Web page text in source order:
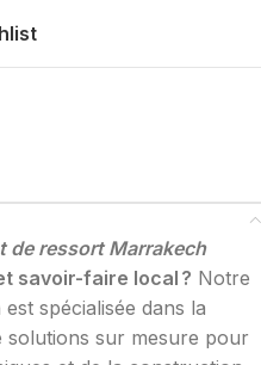
de ressort Marrakech
savoir-faire local ? Notre
spécialisée dans la
sur mesure pour